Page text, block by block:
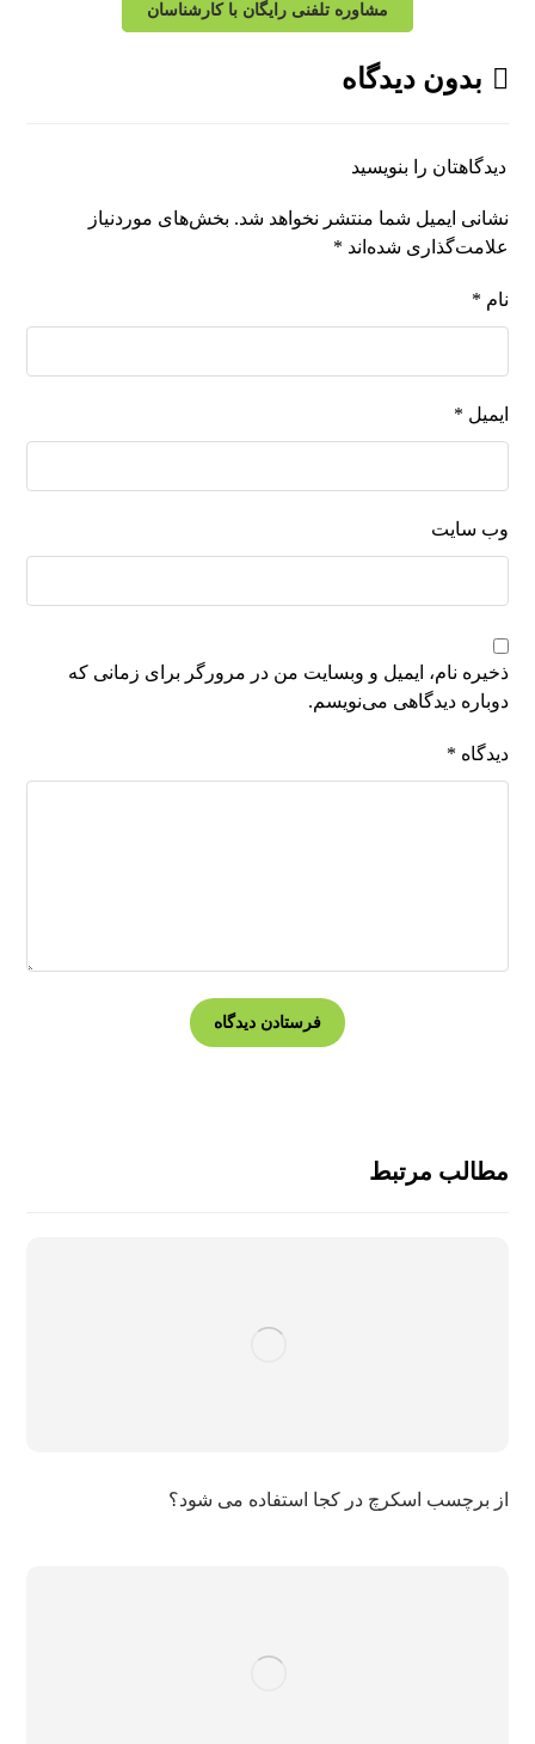
مشاوره تلفنی رایگان با کارشناسان
بدون دیدگاه
دیدگاهتان را بنویسید
نشانی ایمیل شما منتشر نخواهد شد. بخش‌های موردنیاز
علامت‌گذاری شده‌اند *
نام *
ایمیل *
وب‌ سایت
ذخیره نام، ایمیل و وبسایت من در مرورگر برای زمانی که
دوباره دیدگاهی می‌نویسم.
دیدگاه *
مطالب مرتبط
از برچسب اسکرچ در کجا استفاده می شود؟